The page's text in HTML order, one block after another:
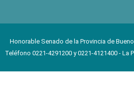
Honorable Senado de la Provincia de
Teléfono 0221-4291200 y 0221-4121400 - La